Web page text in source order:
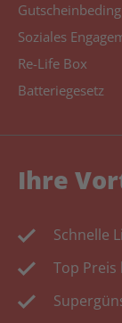
Soziales
Re-Life Box
Batteriegesetz
Ihre
Schnelle
Top